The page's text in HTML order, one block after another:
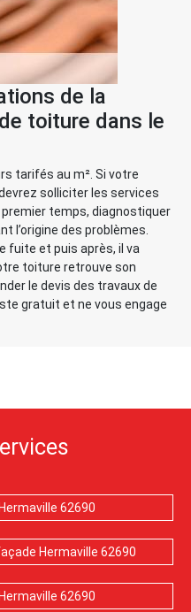
de la
toiture dans le
tarifés au m². Si votre
solliciter les services
premier temps, diagnostiquer
l’origine des problèmes.
fuite et puis après, il va
toiture retrouve son
le devis des travaux de
gratuit et ne vous engage
62690
Hermaville 62690
62690